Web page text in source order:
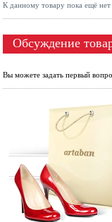
К данному товару пока ещё нет
Обсуждение
Вы можете задать первый